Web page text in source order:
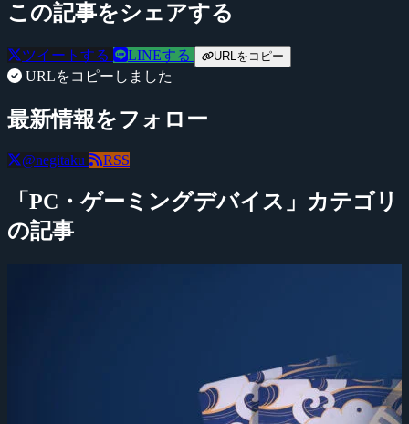
この記事をシェアする
ツイートする LINEする URLをコピー
URLをコピーしました
最新情報をフォロー
@negitaku RSS
「PC・ゲーミングデバイス」カテゴリ
の記事